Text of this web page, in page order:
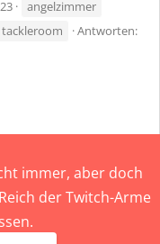
angelzimmer
tackleroom
Antworten:
immer, aber doch
der Twitch-Arme